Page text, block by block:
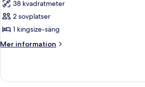
foton
för
Rum
38 kvadratmeter
2 sovplatser
1 kingsize-säng
Mer information
Mer